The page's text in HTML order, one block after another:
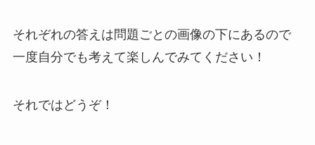
それぞれの答えは問題ごとの画像の下にあるので
一度自分でも考えて楽しんでみてください！
それではどうぞ！